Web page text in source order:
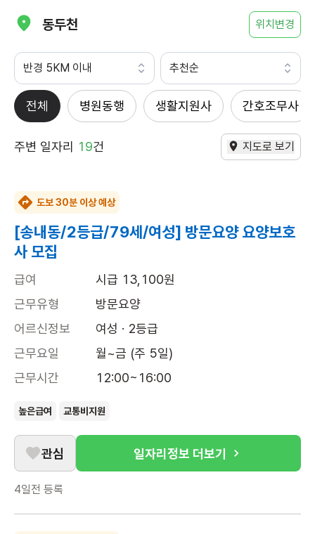
동두천 위치변경
반경 5KM 이내 추천순
전체 병원동행 생활지원사 간호조무사
주변 일자리 19건 지도로 보기
도보 30분 이상 예상
[송내동/2등급/79세/여성] 방문요양 요양보호
사 모집
급여
시급 13,100원
근무유형
방문요양
어르신정보
여성 · 2등급
근무요일
월~금 (주 5일)
근무시간
12:00~16:00
높은급여 교통비지원
관심 일자리정보 더보기
4일전 등록